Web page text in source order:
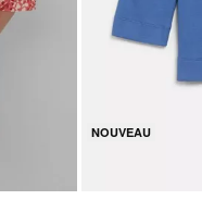
NOUVEAU